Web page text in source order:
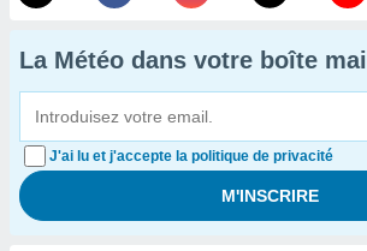
La Météo dans votre boîte mail
J'ai lu et j'accepte la politique de privacité